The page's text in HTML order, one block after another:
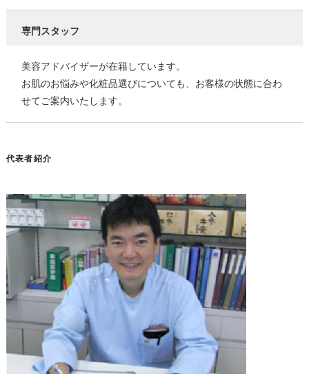
専門スタッフ
美容アドバイザーが在籍しています。
お肌のお悩みや化粧品選びについても、お客様の状態に合わ
せてご案内いたします。
代表者紹介